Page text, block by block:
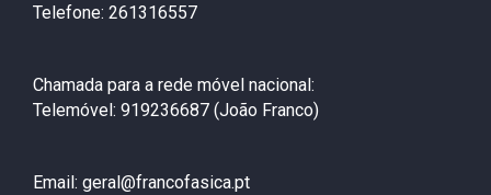
Telefone: 261316557
Chamada para a rede móvel nacional:
Telemóvel: 919236687 (João Franco)
Email: geral@francofasica.pt